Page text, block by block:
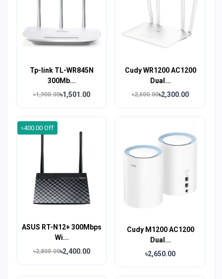
Tp-link TL-WR845N
300Mb...
৳1,900.00৳1,501.00
Cudy WR1200 AC1200
Dual...
৳2,500.00৳2,300.00
৳400.00 Off
ASUS RT-N12+ 300Mbps
Wi...
৳2,800.00৳2,400.00
Cudy M1200 AC1200
Dual...
৳2,650.00